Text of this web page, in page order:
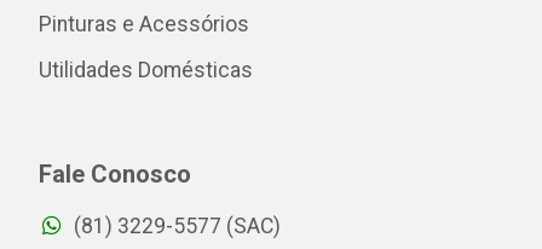
Pinturas e Acessórios
Utilidades Domésticas
Fale Conosco
(81) 3229-5577 (SAC)